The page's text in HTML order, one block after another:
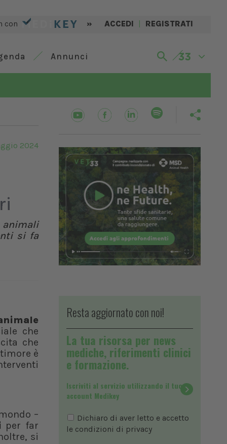
con » ACCEDI | REGISTRATI
Annunci
2024
animali
si fa
che
che
è
–
per far
si
Resta aggiornato con noi!
La tua risorsa per news
mediche, riferimenti clinici
e formazione.
Iscriviti al servizio utilizzando il tuo
account Medikey
Dichiaro di aver letto e accetto
le condizioni di privacy